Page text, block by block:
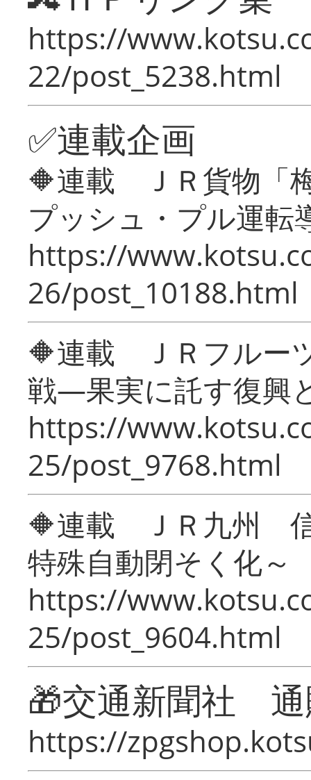
https://
22/post_5238.html
✅連載企画
🔶連載 ＪＲ貨物「
プッシュ・プル運転
https://
26/post_10188.html
🔶連載 ＪＲフルー
戦―果実に託す復興
https://
25/post_9768.html
🔶連載 ＪＲ九州 信
特殊自動閉そく化～
https://
25/post_9604.html
🎁交通新聞社
https://